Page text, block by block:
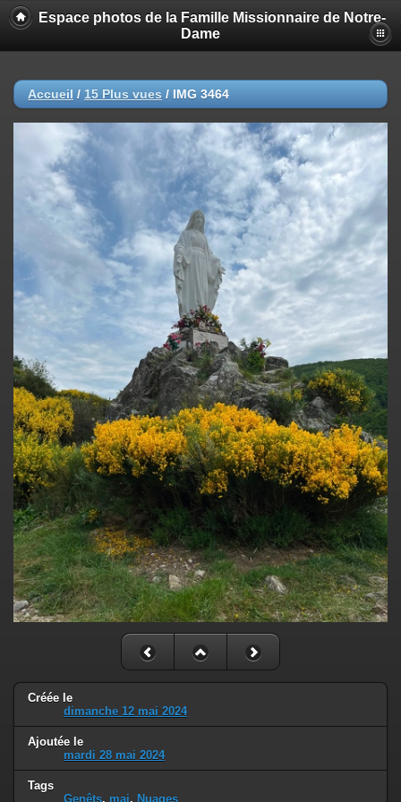
Espace photos de la Famille Missionnaire de Notre-
Dame
Accueil / 15 Plus vues / IMG 3464
Créée le
dimanche 12 mai 2024
Ajoutée le
mardi 28 mai 2024
Tags
Genêts, mai, Nuages